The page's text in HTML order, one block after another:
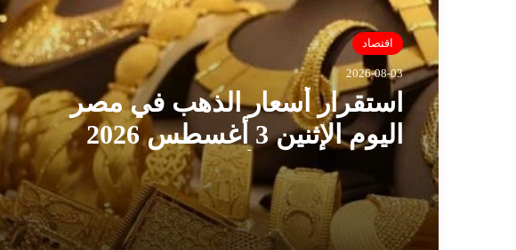
اقتصاد
2026-08-03
استقرار أسعار الذهب في مصر
اليوم الإثنين 3 أغسطس 2026
وسط ترقب الأسواق العالمية